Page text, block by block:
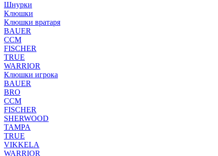
Шнурки
Клюшки
Клюшки вратаря
BAUER
CCM
FISCHER
TRUE
WARRIOR
Клюшки игрока
BAUER
BRO
CCM
FISCHER
SHERWOOD
TAMPA
TRUE
VIKKELA
WARRIOR